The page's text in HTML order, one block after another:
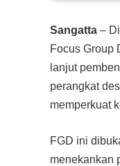
Sangatta –
Focus Group
lanjut
perangkat
memperkuat
FGD ini
menekankan